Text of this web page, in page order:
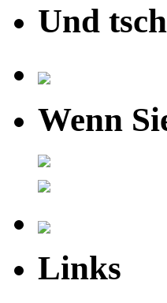
Und
Wenn
Links